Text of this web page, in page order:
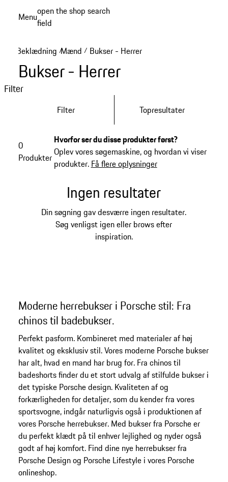
Menuopen the shop search
field
Beklædning /Mænd / Bukser - Herrer
Bukser - Herrer
Filter
Filter Topresultater
0
Produkter
Hvorfor ser du disse produkter først?
Oplev vores søgemaskine, og hvordan vi viser
produkter. Få flere oplysninger
Ingen resultater
Din søgning gav desværre ingen resultater.
Søg venligst igen eller brows efter
inspiration.
Moderne herrebukser i Porsche stil: Fra
chinos til badebukser.
Perfekt pasform. Kombineret med materialer af høj
kvalitet og eksklusiv stil. Vores moderne Porsche bukser
har alt, hvad en mand har brug for. Fra chinos til
badeshorts finder du et stort udvalg af stilfulde bukser i
det typiske Porsche design. Kvaliteten af og
forkærligheden for detaljer, som du kender fra vores
sportsvogne, indgår naturligvis også i produktionen af
vores Porsche herrebukser. Med bukser fra Porsche er
du perfekt klædt på til enhver lejlighed og nyder også
godt af høj komfort. Find dine nye herrebukser fra
Porsche Design og Porsche Lifestyle i vores Porsche
onlineshop.